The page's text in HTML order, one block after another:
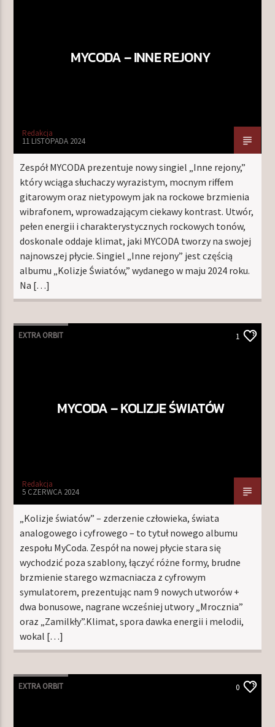
MYCODA – INNE REJONY
Redakcja
11 LISTOPADA 2024
Zespół MYCODA prezentuje nowy singiel „Inne rejony,”
który wciąga słuchaczy wyrazistym, mocnym riffem
gitarowym oraz nietypowym jak na rockowe brzmienia
wibrafonem, wprowadzającym ciekawy kontrast. Utwór,
pełen energii i charakterystycznych rockowych tonów,
doskonale oddaje klimat, jaki MYCODA tworzy na swojej
najnowszej płycie. Singiel „Inne rejony” jest częścią
albumu „Kolizje Światów,” wydanego w maju 2024 roku.
Na […]
EXTRA ORBIT 1
MYCODA – KOLIZJE ŚWIATÓW
Redakcja
5 CZERWCA 2024
„Kolizje światów” – zderzenie człowieka, świata
analogowego i cyfrowego – to tytuł nowego albumu
zespołu MyCoda. Zespół na nowej płycie stara się
wychodzić poza szablony, łączyć różne formy, brudne
brzmienie starego wzmacniacza z cyfrowym
symulatorem, prezentując nam 9 nowych utworów +
dwa bonusowe, nagrane wcześniej utwory „Mrocznia”
oraz „Zamilkły”.Klimat, spora dawka energii i melodii,
wokal […]
EXTRA ORBIT 0